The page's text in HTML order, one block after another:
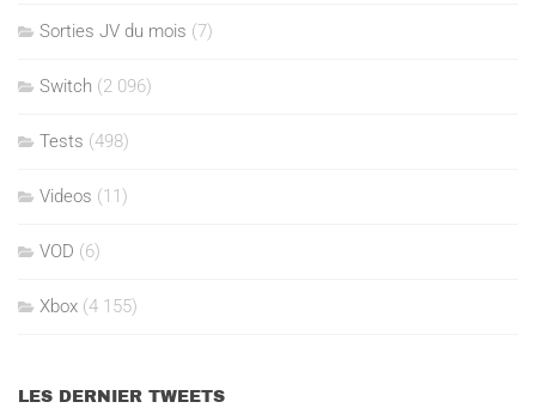
Sorties JV du mois (7)
Switch (2 096)
Tests (498)
Videos (11)
VOD (6)
Xbox (4 155)
LES DERNIER TWEETS